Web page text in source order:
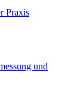
Praxis
und